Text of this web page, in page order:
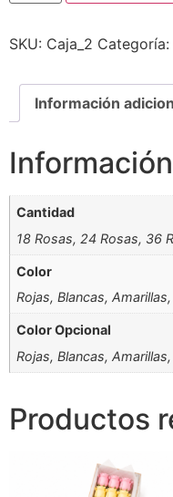
SKU: Caja_2 Categoría:
Información
Cantidad
18 Rosas, 24 Rosas, 36
Color
Rojas, Blancas,
Color Opcional
Rojas, Blancas,
Productos